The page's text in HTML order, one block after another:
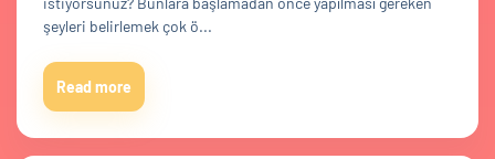
şeyleri belirlemek çok ö...
Read more